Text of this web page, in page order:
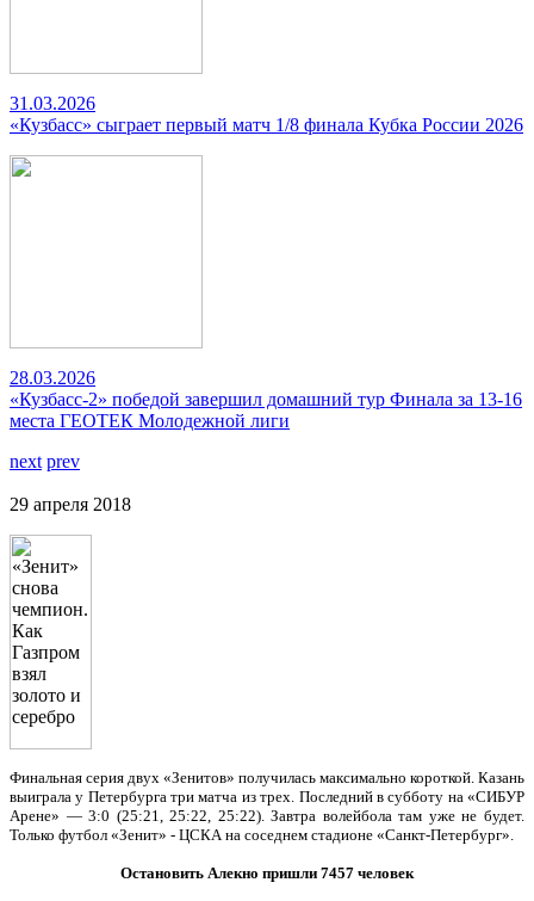
31.03.2026
«Кузбасс» сыграет первый матч 1/8 финала Кубка России 2026
28.03.2026
«Кузбасс-2» победой завершил домашний тур Финала за 13-16
места ГЕОТЕК Молодежной лиги
next prev
29 апреля 2018
Финальная серия двух «Зенитов» получилась максимально короткой. Казань
выиграла у Петербурга три матча из трех. Последний в субботу на «СИБУР
Арене» — 3:0 (25:21, 25:22, 25:22). Завтра волейбола там уже не будет.
Только футбол «Зенит» - ЦСКА на соседнем стадионе «Санкт-Петербург».
Остановить Алекно пришли 7457 человек